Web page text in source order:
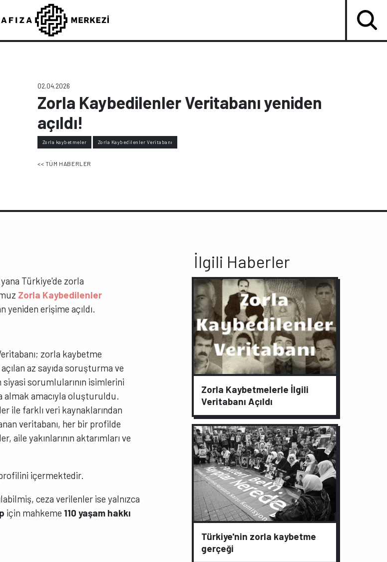
02.04.2026
Zorla Kaybedilenler Veritabanı yeniden
açıldı!
Zorla kaybetmeler Zorla Kaybedilenler Veritabanı
<< TÜM HABERLER
Türkiye'de zorla
Zorla Kaybedilenler
yeniden erişime açıldı.
zorla kaybetme
az sayıda soruşturma ve
siyasi sorumlularının isimlerini
almak amacıyla oluşturuldu.
ile farklı veri kaynaklarından
veritabanı, her bir profilde
aile yakınlarının aktarımları ve
içermektedir.
ceza verilenler ise yalnızca
için mahkeme 110 yaşam hakkı
İlgili Haberler
Zorla Kaybetmelerle İlgili
Veritabanı Açıldı
Türkiye'nin zorla kaybetme
gerçeği